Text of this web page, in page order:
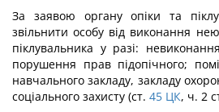
За заявою органу опіки та
звільнити особу від виконання нею
піклувальника у разі:
порушення прав підопічного;
навчального закладу, закладу
соціального захисту (ст. 45 ЦК, ч. 2